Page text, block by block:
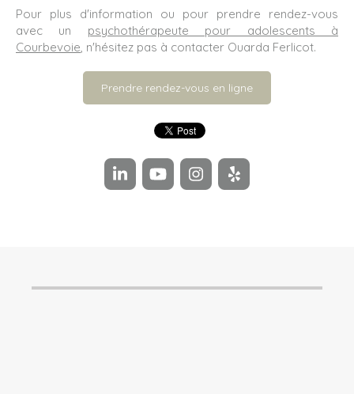
Pour plus d'information ou pour prendre rendez-vous
avec un psychothérapeute pour adolescents à
Courbevoie, n'hésitez pas à contacter Ouarda Ferlicot.
Prendre rendez-vous en ligne